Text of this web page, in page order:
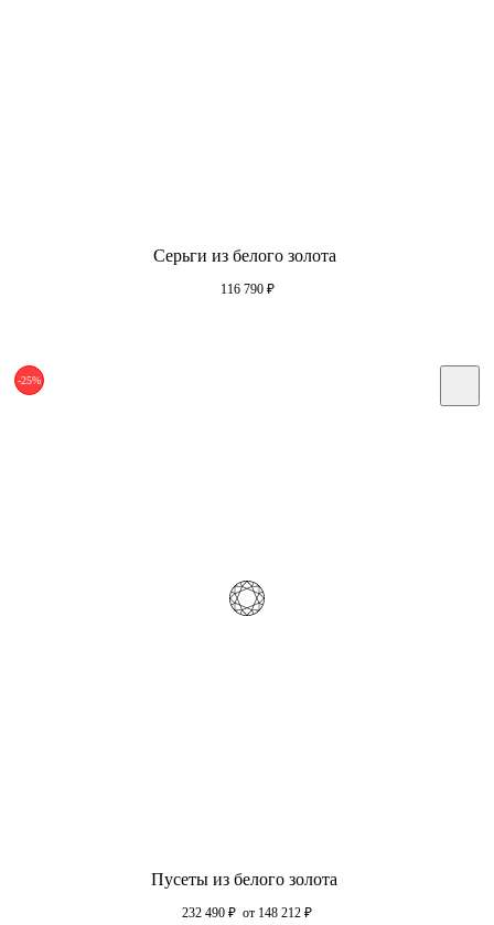
Серьги из белого золота
116 790 ₽
-25%
Пусеты из белого золота
232 490 ₽ от 148 212 ₽